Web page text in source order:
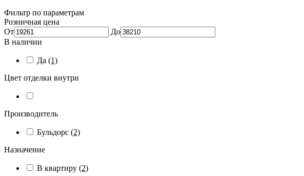
Фильтр по параметрам
Розничная цена
От
До
В наличии
Да (1)
Цвет отделки внутри
Производитель
Бульдорс (2)
Назначение
В квартиру (2)